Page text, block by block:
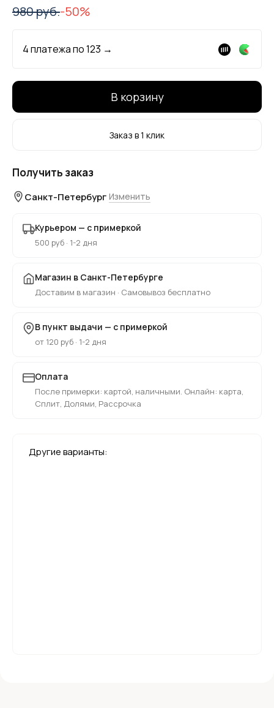
980 руб.-50%
4 платежа по123 →
В корзину
Заказ в 1 клик
Получить заказ
Санкт-Петербург Изменить
Курьером — с примеркой
500 руб · 1-2 дня
Магазин в Санкт-Петербурге
Доставим в магазин · Самовывоз бесплатно
В пункт выдачи — с примеркой
от 120 руб · 1-2 дня
Оплата
После примерки: картой, наличными. Онлайн: карта,
Сплит, Долями, Рассрочка
Другие варианты: